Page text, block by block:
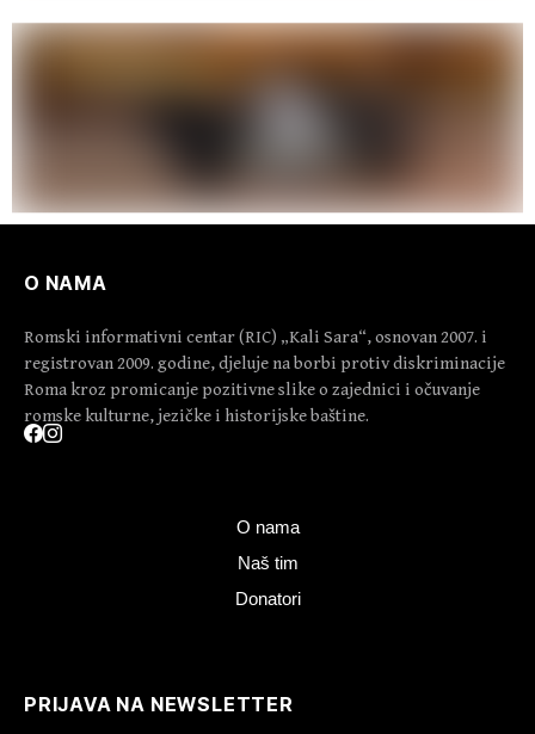
O NAMA
Romski informativni centar (RIC) „Kali Sara“, osnovan 2007. i
registrovan 2009. godine, djeluje na borbi protiv diskriminacije
Roma kroz promicanje pozitivne slike o zajednici i očuvanje
romske kulturne, jezičke i historijske baštine.
O nama
Naš tim
Donatori
PRIJAVA NA NEWSLETTER